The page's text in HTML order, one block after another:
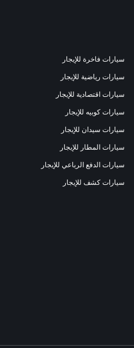
سيارات فاخرة للإيجار
سيارات رياضية للإيجار
سيارات اقتصادية للإيجار
سيارات كوبيه للإيجار
سيارات سيدان للإيجار
سيارات المطار للإيجار
سيارات الدفع الرباعي للإيجار
سيارات كشف للإيجار